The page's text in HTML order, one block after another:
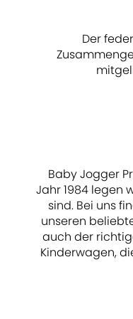
Der
Baby Jogger
Jahr 1984 legen
sind. Bei uns
unseren
auch der
Kinderwagen,